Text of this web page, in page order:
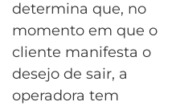
determina que, no
momento em que o
cliente manifesta o
desejo de sair, a
operadora tem